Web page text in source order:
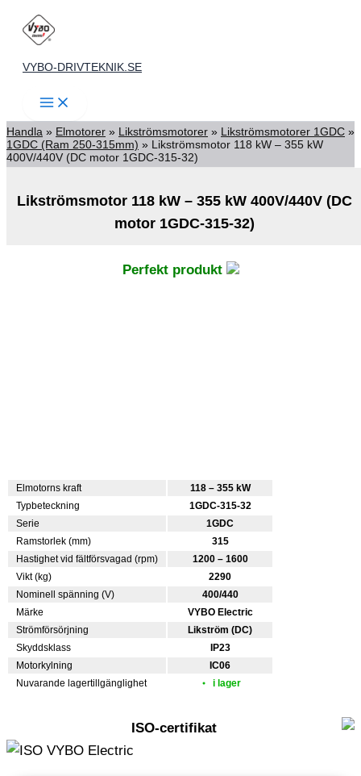
Hoppa
innehåll
VYBO-DRIVTEKNIK.SE
Handla » Elmotorer » Likströmsmotorer » Likströmsmotorer 1GDC »
1GDC (Ram 250-315mm) » Likströmsmotor 118 kW – 355 kW
400V/440V (DC motor 1GDC-315-32)
Likströmsmotor 118 kW – 355 kW 400V/440V (DC
motor 1GDC-315-32)
Perfekt produkt
Elmotorns kraft
118 – 355 kW
Typbeteckning
1GDC-315-32
Serie
1GDC
Ramstorlek (mm)
315
Hastighet vid fältförsvagad (rpm)
1200 – 1600
Vikt (kg)
2290
Nominell spänning (V)
400/440
Märke
VYBO Electric
Strömförsörjning
Likström (DC)
Skyddsklass
IP23
Motorkylning
IC06
Nuvarande lagertillgänglighet
i lager
ISO-certifikat